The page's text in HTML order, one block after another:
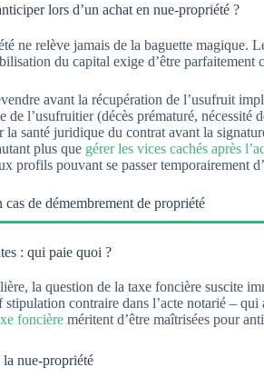
lors d’un achat en nue-propriété ?
ne relève jamais de la baguette
du capital exige d’être parfaitement
avant la récupération de l’usufruit
de l’usufruitier (décès prématuré, nécessité
santé juridique du contrat avant la
plus que gérer les vices cachés après
profils pouvant se passer temporairement
de démembrement de propriété
: qui paie quoi ?
la question de la taxe foncière suscite
stipulation contraire dans l’acte notarié –
foncière méritent d’être maîtrisées pour
nue-propriété